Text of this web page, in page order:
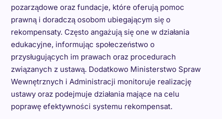
pozarządowe oraz fundacje, które oferują pomoc
prawną i doradczą osobom ubiegającym się o
rekompensaty. Często angażują się one w działania
edukacyjne, informując społeczeństwo o
przysługujących im prawach oraz procedurach
związanych z ustawą. Dodatkowo Ministerstwo Spraw
Wewnętrznych i Administracji monitoruje realizację
ustawy oraz podejmuje działania mające na celu
poprawę efektywności systemu rekompensat.